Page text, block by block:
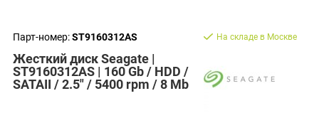
Парт-номер:ST9160312AS
Жесткий диск Seagate |
ST9160312AS | 160 Gb / HDD /
SATAII / 2.5" / 5400 rpm / 8 Mb
На складе в Москве